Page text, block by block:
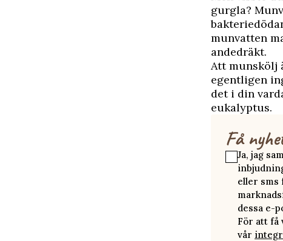
gurgla?
munvatten
andedräkt.
Att munskölj
egentligen
det i din
eukalyptus.
Få
Ja, jag
eller sms
dessa e-
För att få
vår